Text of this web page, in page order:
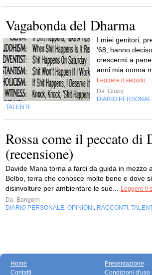
Vagabonda del Dharma
I miei genitori,
'68, hanno
crescermi a
anni mia nonna
Leggere il seguito
Da Giupy
DIARIO
TALENTI
Rossa come il peccato di
(recensione)
Davide Mana torna a farci da guida in mezzo
Belbo, terra che conosce molto bene e dove
disinvolture per ambientare le sue...
Leggere il
Da Bangorn
DIARIO PERSONALE OPINIONI RACCONTI
Home
Contatti
Presentazione
Condizioni d'uso